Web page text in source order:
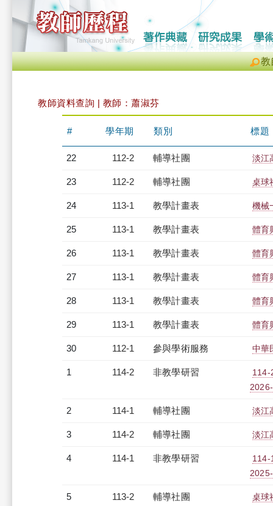
教
教師資料查詢 | 教師：蕭淑芬
# 學年期 類別 標題
22 112-2 輔導社團 淡江
23 112-2 輔導社團 桌球
24 113-1 教學計畫表 機械
25 113-1 教學計畫表 體育
26 113-1 教學計畫表 體育
27 113-1 教學計畫表 體育
28 113-1 教學計畫表 體育
29 113-1 教學計畫表 體育
30 112-1 參與學術服務 中華
1 114-2 非教學研習
114-
2 114-1 輔導社團 淡江
3 114-2 輔導社團 淡江
4 114-1 非教學研習
114-
5 113-2 輔導社團 桌球